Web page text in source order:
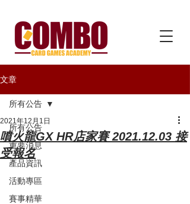
文章
所有公告
重要消息
產品資訊
活動專區
賽事精華
所有公告
噴火龍GX HR店家賽 2021.12.03 接
受報名
2021年12月1日